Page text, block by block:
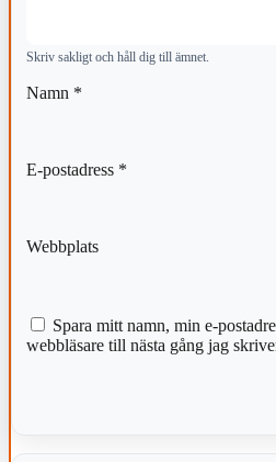
Skriv sakligt och håll dig till ämnet.
Namn *
E-postadress *
Webbplats
Spara mitt namn, min e-
webbläsare till nästa gång jag